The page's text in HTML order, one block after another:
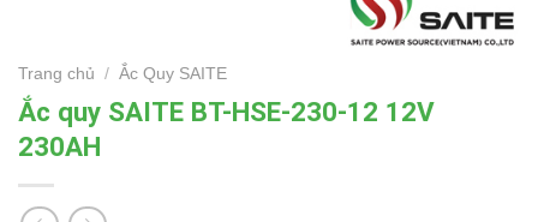
Trang chủ / Ắc Quy SAITE
Ắc quy SAITE BT-HSE-230-12 12V
230AH